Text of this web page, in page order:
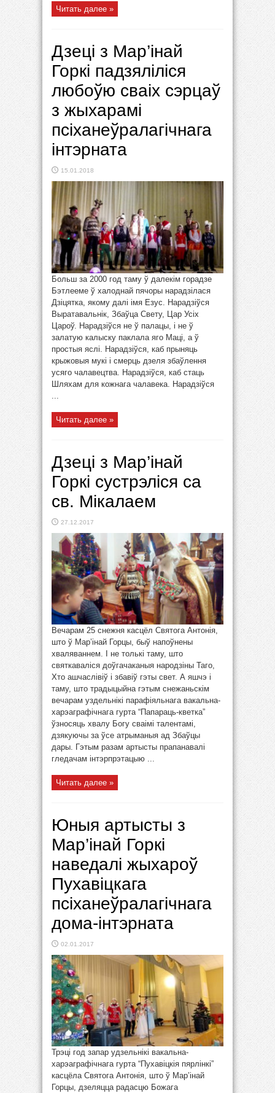
Читать далее »
Дзеці з Мар’інай
Горкі падзяліліся
любоўю сваіх сэрцаў
з жыхарамі
псіханеўралагічнага
інтэрната
15.01.2018
Больш за 2000 год таму ў далекім горадзе
Бэтлееме ў халоднай пячоры нарадзілася
Дзіцятка, якому далі імя Езус. Нарадзіўся
Выратавальнік, Збаўца Свету, Цар Усіх
Цароў. Нарадзіўся не ў палацы, і не ў
залатую калыску паклала яго Маці, а ў
простыя яслі. Нарадзіўся, каб прыняць
крыжовыя мукі і смерць дзеля збаўлення
усяго чалавецтва. Нарадзіўся, каб стаць
Шляхам для кожнага чалавека. Нарадзіўся
Читать далее »
Дзеці з Мар’інай
Горкі сустрэліся са
св. Мікалаем
27.12.2017
Вечарам 25 снежня касцёл Святога Антонія,
што ў Мар’інай Горцы, быў напоўнены
хваляваннем. І не толькі таму, што
святкаваліся доўгачаканыя народзіны Таго,
Хто ашчаслівіў і збавіў гэты свет. А яшчэ і
таму, што традыцыйна гэтым снежаньскім
вечарам уздельнікі парафіяльнага вакальна-
харэаграфічнага гурта “Папараць-кветка”
ўзносяць хвалу Богу сваімі талентамі,
дзякуючы за ўсе атрыманыя ад Збаўцы
дары. Гэтым разам артысты прапанавалі
гледачам інтэрпрэтацыю ...
Читать далее »
Юныя артысты з
Мар’інай Горкі
наведалі жыхароў
Пухавіцкага
псіханеўралагічнага
дома-інтэрната
02.01.2017
Трэці год запар удзельнікі вакальна-
харэаграфічнага гурта “Пухавіцкія пярлінкі”
касцёла Святога Антонія, што ў Мар’інай
Горцы, дзеляцца радасцю Божага